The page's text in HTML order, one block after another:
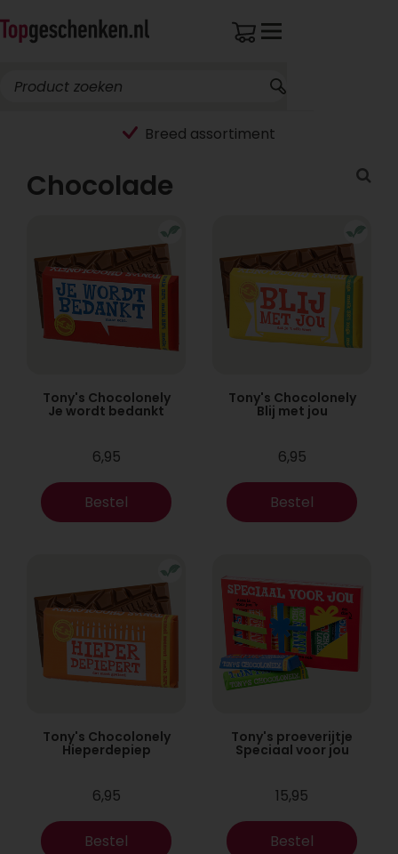
Breed assortiment
Chocolade
Tony's Chocolonely
Je wordt bedankt
6,95
Bestel
Tony's Chocolonely
Blij met jou
6,95
Bestel
Tony's Chocolonely
Hieperdepiep
6,95
Bestel
Tony's proeverijtje
Speciaal voor jou
15,95
Bestel